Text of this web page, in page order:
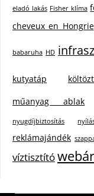
eladó lakás Fisher klíma
cheveux en Hongrie
babaruha HD
kutyatáp
műanyag ablak
nyugdíjbiztosítás
reklámajándék
víztisztító